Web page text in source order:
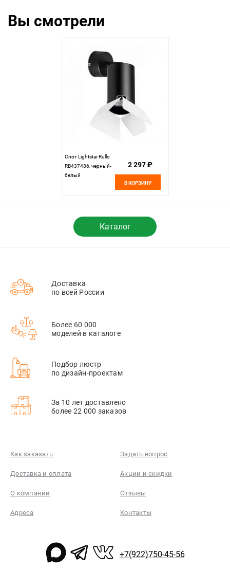
Вы смотрели
Спот Lightstar Rullo
RB437436, черный-
белый
2 297 ₽
В КОРЗИНУ
Каталог
Доставка
по всей России
Более 60 000
моделей в каталоге
Подбор люстр
по дизайн-проектам
За 10 лет доставлено
более 22 000 заказов
Как заказать Задать вопрос
Доставка и оплата Акции и скидки
О компании Отзывы
Адреса Контакты
+7(922)750-45-56